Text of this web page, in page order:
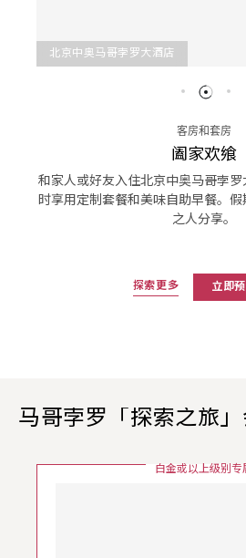
北京中奥马哥孛罗大酒店
客房和套房
阖家欢飨
和家人或好友入住北京中奥马哥孛
时享用定制套餐和美味自助早餐。
之人分享。
探索更多 立即
马哥孛罗「探索之旅
白金或以上级别专